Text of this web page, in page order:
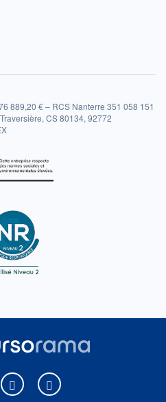
889,20 € – RCS Nanterre 351 058 151
CS 80134, 92772
sur Facebook
Boursorama sur XBoursorama sur